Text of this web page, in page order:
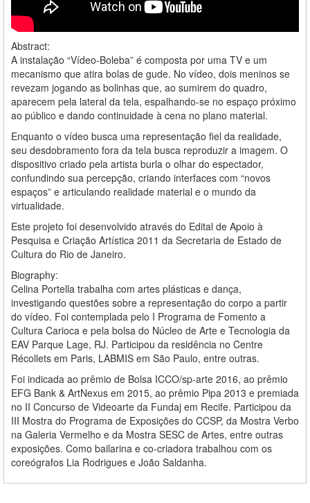
Abstract:
A instalação “Vídeo-Boleba” é composta por uma TV e um
mecanismo que atira bolas de gude. No vídeo, dois meninos se
revezam jogando as bolinhas que, ao sumirem do quadro,
aparecem pela lateral da tela, espalhando-se no espaço próximo
ao público e dando continuidade à cena no plano material.
Enquanto o vídeo busca uma representação fiel da realidade,
seu desdobramento fora da tela busca reproduzir a imagem. O
dispositivo criado pela artista burla o olhar do espectador,
confundindo sua percepção, criando interfaces com “novos
espaços” e articulando realidade material e o mundo da
virtualidade.
Este projeto foi desenvolvido através do Edital de Apoio à
Pesquisa e Criação Artística 2011 da Secretaria de Estado de
Cultura do Rio de Janeiro.
Biography:
Celina Portella trabalha com artes plásticas e dança,
investigando questões sobre a representação do corpo a partir
do vídeo. Foi contemplada pelo I Programa de Fomento a
Cultura Carioca e pela bolsa do Núcleo de Arte e Tecnologia da
EAV Parque Lage, RJ. Participou da residência no Centre
Récollets em Paris, LABMIS em São Paulo, entre outras.
Foi indicada ao prêmio de Bolsa ICCO/sp-arte 2016, ao prêmio
EFG Bank & ArtNexus em 2015, ao prêmio Pipa 2013 e premiada
no II Concurso de Videoarte da Fundaj em Recife. Participou da
III Mostra do Programa de Exposições do CCSP, da Mostra Verbo
na Galeria Vermelho e da Mostra SESC de Artes, entre outras
exposições. Como bailarina e co-criadora trabalhou com os
coreógrafos Lia Rodrigues e João Saldanha.